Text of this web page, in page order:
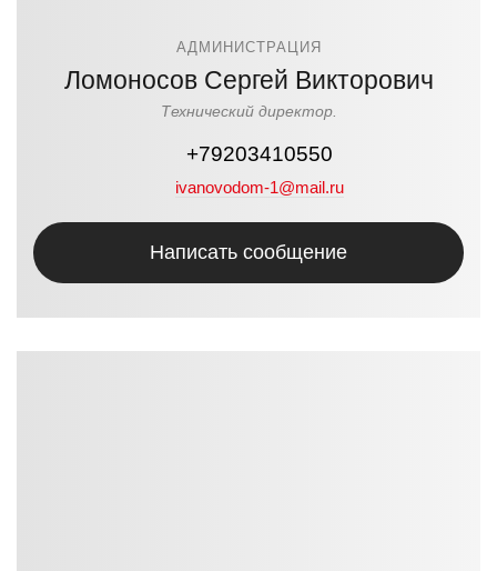
АДМИНИСТРАЦИЯ
Ломоносов Сергей Викторович
Технический директор.
+79203410550
ivanovodom-1@mail.ru
Написать сообщение